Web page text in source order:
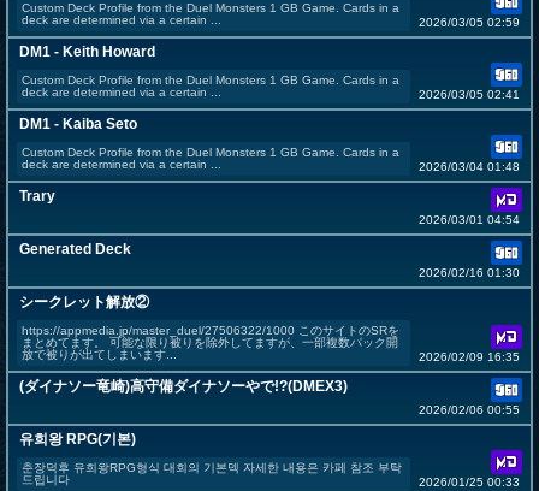
Custom Deck Profile from the Duel Monsters 1 GB Game. Cards in a
deck are determined via a certain ...
2026/03/05 02:59
DM1 - Keith Howard
Custom Deck Profile from the Duel Monsters 1 GB Game. Cards in a
deck are determined via a certain ...
2026/03/05 02:41
DM1 - Kaiba Seto
Custom Deck Profile from the Duel Monsters 1 GB Game. Cards in a
deck are determined via a certain ...
2026/03/04 01:48
Trary
2026/03/01 04:54
Generated Deck
2026/02/16 01:30
シークレット解放②
https://appmedia.jp/master_duel/27506322/1000 このサイトのSRを
まとめてます。 可能な限り被りを除外してますが、一部複数パック開
放で被りが出てしまいます...
2026/02/09 16:35
(ダイナソー竜崎)高守備ダイナソーやで!?(DMEX3)
2026/02/06 00:55
유희왕 RPG(기본)
춘장덕후 유희왕RPG형식 대회의 기본덱 자세한 내용은 카페 참조 부탁
드립니다
2026/01/25 00:33